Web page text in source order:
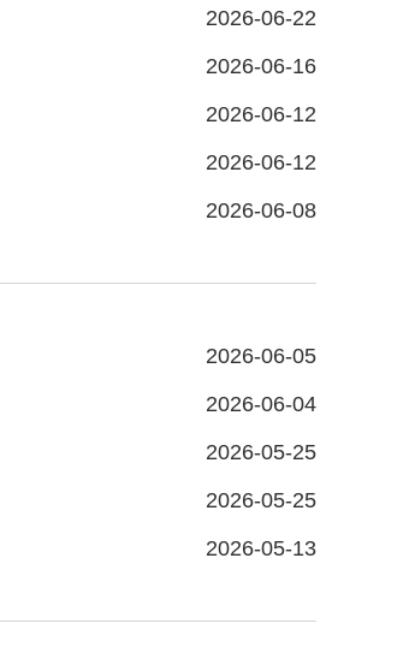
2026-06-22
2026-06-16
2026-06-12
2026-06-12
2026-06-08
2026-06-05
2026-06-04
2026-05-25
2026-05-25
2026-05-13